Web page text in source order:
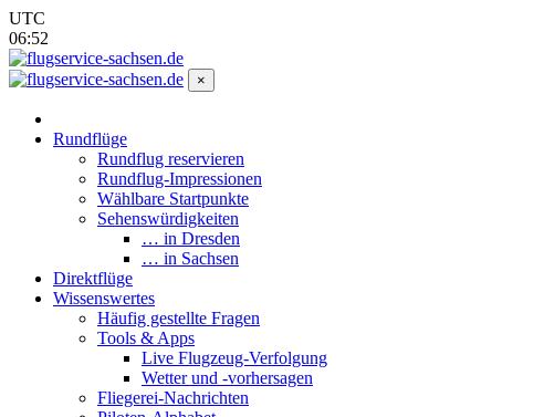
UTC
06:52
×
Rundflüge
Rundflug reservieren
Rundflug-Impressionen
Wählbare Startpunkte
Sehenswürdigkeiten
… in Dresden
… in Sachsen
Direktflüge
Wissenswertes
Häufig gestellte Fragen
Tools & Apps
Live Flugzeug-Verfolgung
Wetter und -vorhersagen
Fliegerei-Nachrichten